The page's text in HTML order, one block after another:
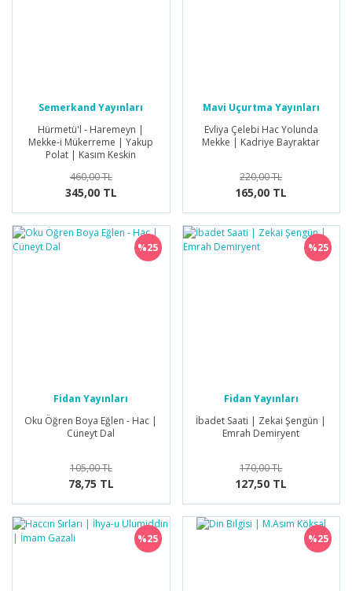
Semerkand Yayınları
Hürmetü'l - Haremeyn |
Mekke-i Mükerreme | Yakup
Polat | Kasım Keskin
460,00 TL
345,00 TL
Mavi Uçurtma Yayınları
Evliya Çelebi Hac Yolunda
Mekke | Kadriye Bayraktar
220,00 TL
165,00 TL
%25
Fidan Yayınları
Oku Öğren Boya Eğlen - Hac |
Cüneyt Dal
105,00 TL
78,75 TL
%25
Fidan Yayınları
İbadet Saati | Zekai Şengün |
Emrah Demiryent
170,00 TL
127,50 TL
%25 %25